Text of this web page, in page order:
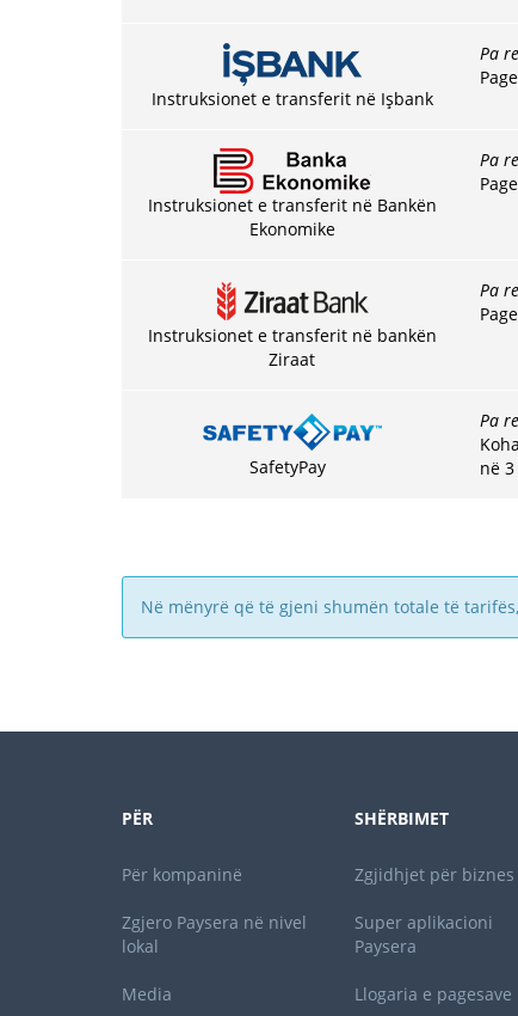
Instruksionet e transferit në Işbank
Pa
Instruksionet e transferit në Bankën
Ekonomike
Pa
Instruksionet e transferit në bankën
Ziraat
Pa
SafetyPay
Pa
në 3
Në mënyrë që të gjeni shumën totale të
PËR
Për kompaninë
Zgjero Paysera në nivel
lokal
Media
SHËRBIMET
Zgjidhjet për biznes
Super aplikacioni
Paysera
Llogaria e pagesave